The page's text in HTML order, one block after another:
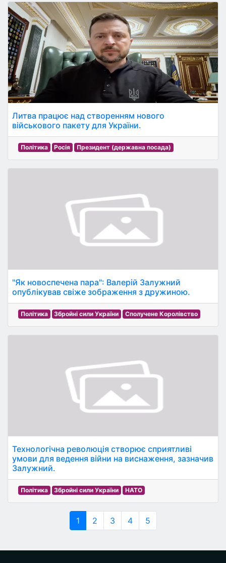
Литва працює над створенням нового
військового пакету для України.
Політика Росія Президент (державна посада)
"Як новоспечена пара": Валерій Залужний
опублікував свіже зображення з дружиною.
Політика Збройні сили України Сполучене Королівство
Технологічна революція створює сприятливі
умови для ведення війни на виснаження, зазначив
Залужний.
Політика Збройні сили України НАТО
1 2 3 4 5